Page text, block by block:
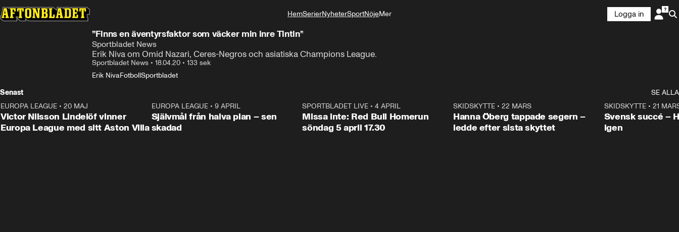
HemSerierNyheterSportNöjeMer
Logga in
”Finns en äventyrsfaktor som väcker min inre Tintin”
Sportbladet News
Erik Niva om Omid Nazari, Ceres-Negros och asiatiska Champions League.
Sportbladet News • 18.04.20 • 133 sek
Erik NivaFotbollSportbladet
Senast
SE ALLA
EUROPA LEAGUE • 20 MAJ
Victor Nilsson Lindelöf vinner
Europa League med sitt Aston Villa
1:03
EUROPA LEAGUE• 9 APRIL
Självmål från halva plan – sen
skadad
SPORTBLADET LIVE •4 APRIL
Missa inte: Red Bull Homerun
söndag 5 april 17.30
SKIDSKYTTE• 22 MARS
Hanna Öberg tappade segern –
ledde efter sista skyttet
SKIDSKYTTE• 21
Svensk succé –
igen